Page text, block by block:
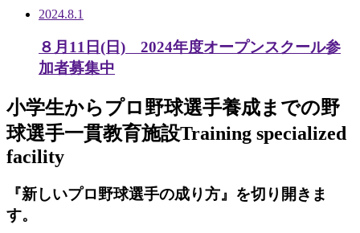
2024.8.1
８月11日(日) 2024年度オープンスクール参
加者募集中
小学生からプロ野球選手養成までの野
球選手一貫教育施設Training specialized
facility
『新しいプロ野球選手の成り方』を切り開きま
す。